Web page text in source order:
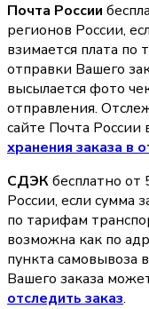
Почта России
регионов России,
взимается плата
отправки Вашего
высылается фото
отправления.
сайте Почта России
хранения заказа в
СДЭКбесплатно от
России, если сумма
по тарифам
возможна как по
пункта самовывоза
Вашего заказа
отследить заказ.